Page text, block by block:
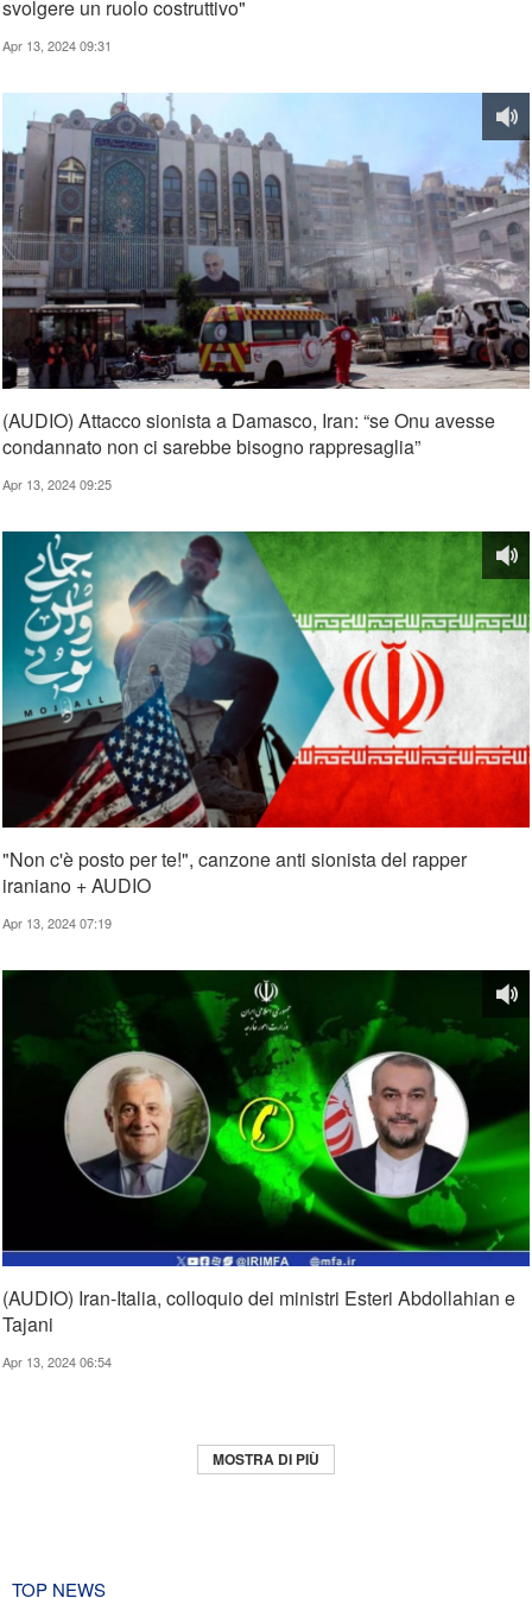
svolgere un ruolo costruttivo"
Apr 13, 2024 09:31
(AUDIO) Attacco sionista a Damasco, Iran: “se Onu avesse
condannato non ci sarebbe bisogno rappresaglia”
Apr 13, 2024 09:25
"Non c'è posto per te!", canzone anti sionista del rapper
iraniano + AUDIO
Apr 13, 2024 07:19
(AUDIO) Iran-Italia, colloquio dei ministri Esteri Abdollahian e
Tajani
Apr 13, 2024 06:54
MOSTRA DI PIÙ
TOP NEWS